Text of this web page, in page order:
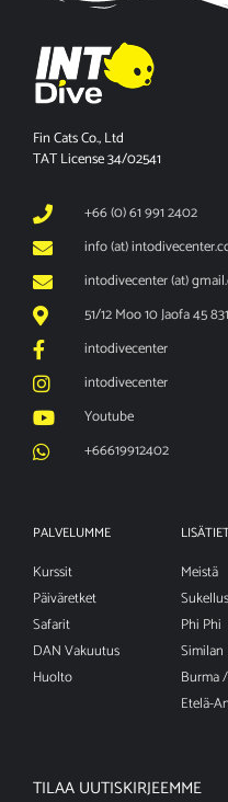
Fin Cats Co., Ltd
TAT License 34/02541
+66 (0) 61 991 2402
info (at)
intodivecenter (at)
51/12 Moo 10 Jaofa 45
intodivecenter
intodivecenter
Youtube
+66619912402
PALVELUMME
Kurssit
Päiväretket
Safarit
DAN Vakuutus
Huolto
Meistä
Phi Phi
Similan
Burma
Etelä-
TILAA UUTISKIRJEEMME